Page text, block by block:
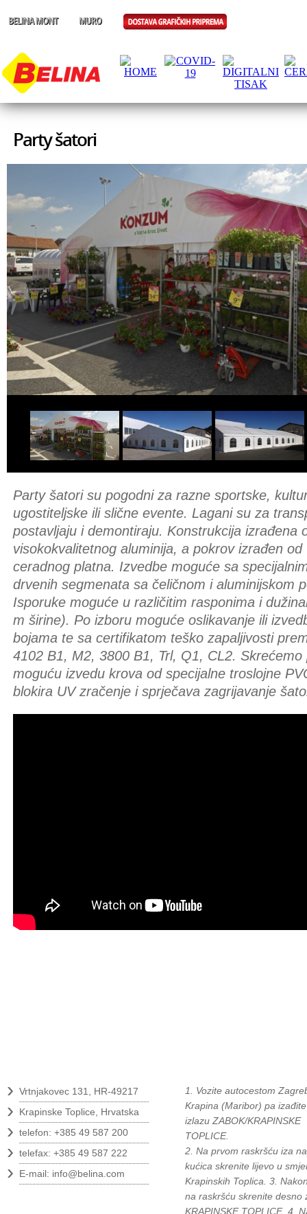
Party šatori
Party šatori su pogodni za razne sportske,
ugostiteljske ili slične evente. Lagani su za
postavljaju i demontiraju. Konstrukcija izrađena
visokokvalitetnog aluminija, a pokrov izrađen od
ceradnog platna. Izvedbe moguće sa
drvenih segmenata sa čeličnom i aluminijskom
Isporuke moguće u različitim rasponima i
m širine). Po izboru moguće oslikavanje ili
bojama te sa certifikatom teško zapaljivosti
4102 B1, M2, 3800 B1, Trl, Q1, CL2. Skrećemo
moguću izvedu krova od specijalne troslojne
blokira UV zračenje i sprječava zagrijavanje
› Vrtnjakovec 131, HR-49217
› Krapinske Toplice, Hrvatska
› telefon: +385 49 587 200
› telefax: +385 49 587 222
› E-mail: info@belina.com
1. Vozite autocestom
Krapina (Maribor) pa
izlazu ZABOK/KRAPINSKE
TOPLICE.
2. Na prvom raskršću iza
kućica skrenite lijevo u
Krapinskih Toplica. 3.
na raskršću skrenite desno
KRAPINSKE TOPLICE. 4.